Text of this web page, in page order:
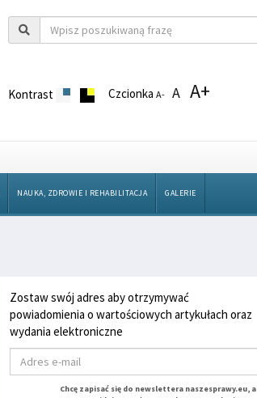
Kontrast CzcionkaA- A A+
NAUKA, ZDROWIE I REHABILITACJA GALERIE
Zostaw swój adres aby otrzymywać
powiadomienia o wartościowych artykułach oraz
wydania elektroniczne
Chcę zapisać się do newslettera naszesprawy.eu, a